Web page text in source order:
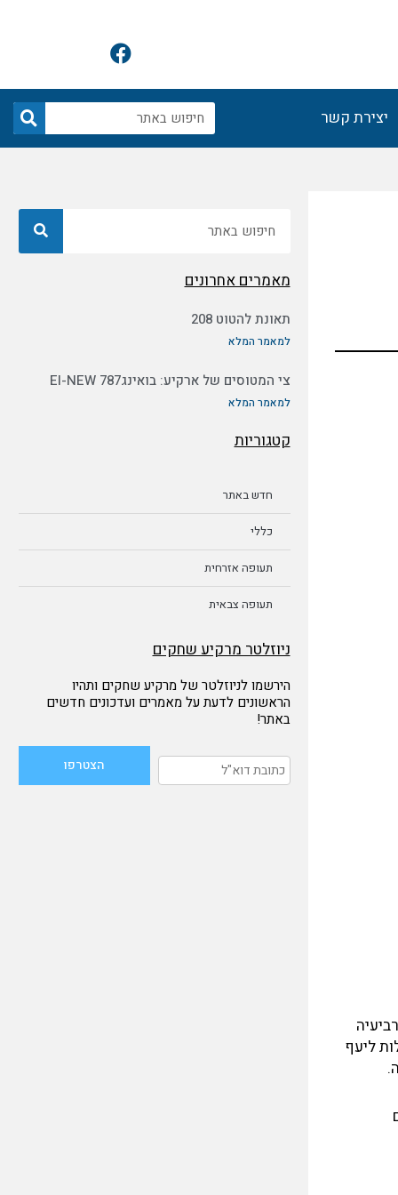
F
a
c
e
b
o
יצירת קשר חיפוש
ביום שישי, 1 באוקטובר 1971 במסגרת רביעיה
נכנסו ליעף ההפצצה ויצאו ממנו בשני זוגות על מנת להיכנס ב-180 מעלות ליעף
מאמרים אחרונים
תאונת להטוט 208
למאמר המלא
צי המטוסים של ארקיע: בואינג787 EI-NEW
למאמר המלא
קטגוריות
חדש באתר
כללי
תעופה אזרחית
תעופה צבאית
ניוזלטר מרקיע שחקים
הירשמו לניוזלטר של מרקיע שחקים ותהיו
הראשונים לדעת על מאמרים ועדכונים חדשים
באתר!